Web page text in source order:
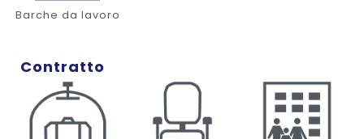
Barche da lavoro
Contratto